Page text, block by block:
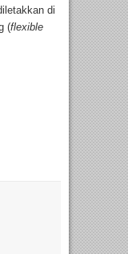
di
(flexible